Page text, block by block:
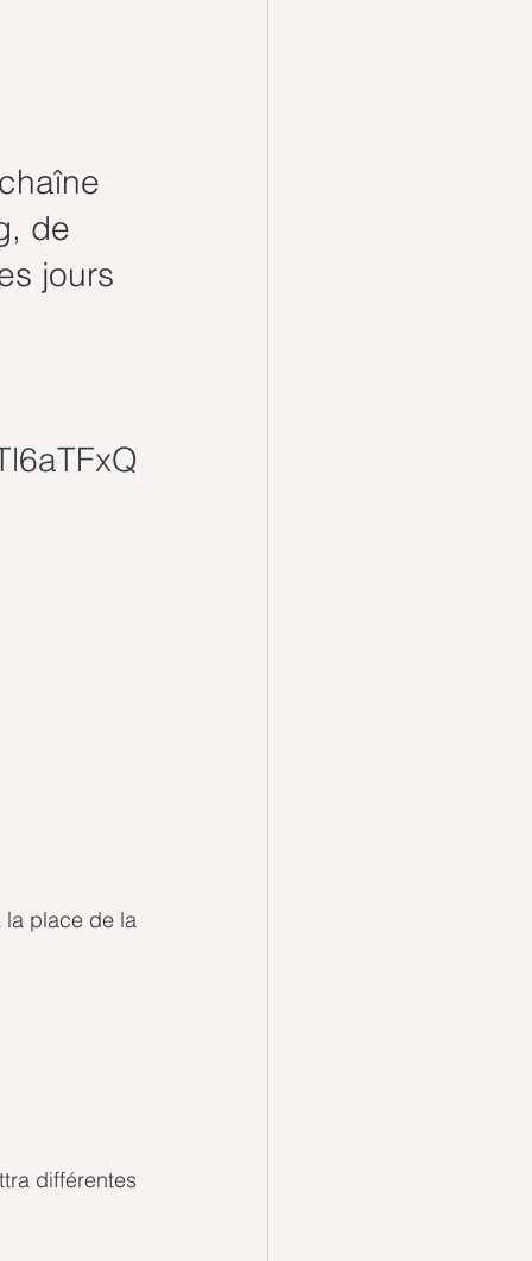
de
jours
la place de la
différentes